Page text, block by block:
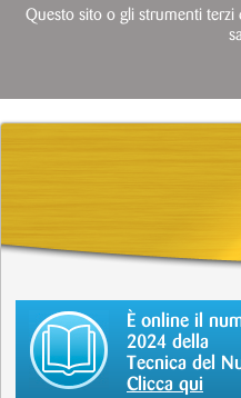
È online il
2024 della
Tecnica del
Clicca qui
Questo sito o gli strumenti terzi